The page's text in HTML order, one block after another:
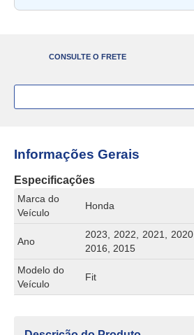
CONSULTE O FRETE
Informações Gerais
Especificações
Marca do
Veículo
Honda
Ano
2023, 2022, 2021,
2016, 2015
Modelo do
Veículo
Fit